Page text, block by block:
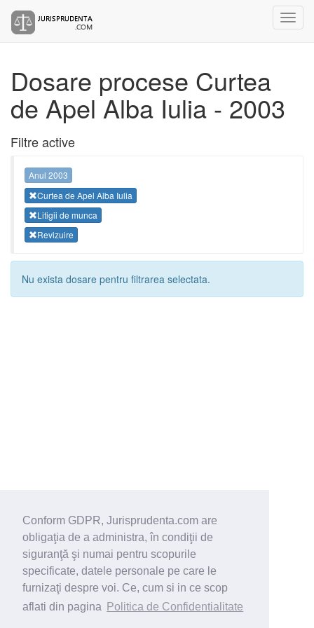
Conform GDPR, Jurisprudenta.com are
obligaţia de a administra, în condiţii de
siguranţă şi numai pentru scopurile
specificate, datele personale pe care le
furnizaţi despre voi. Ce, cum si in ce scop
aflati din pagina
Politica de Confidentialitate
Dosare procese Curtea
de Apel Alba Iulia - 2003
Filtre active
Anul 2003
Curtea de Apel Alba Iulia
Litigii de munca
Revizuire
Nu exista dosare pentru filtrarea selectata.